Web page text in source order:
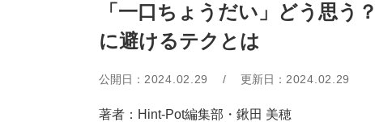
「一口ちょうだい」どう思
に避けるテクとは
公開日： 2024.02.29 / 更新日： 2024.02.29
著者：Hint-Pot編集部・鍬田 美穂